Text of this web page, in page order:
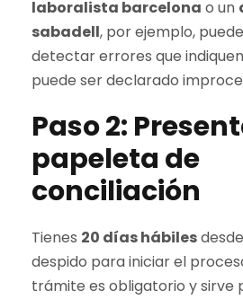
laboralista barcelona o un
sabadell, por ejemplo,
detectar errores que
puede ser declarado
Paso 2:
papeleta de
conciliación
Tienes 20 días hábiles
despido para iniciar el
trámite es obligatorio y sirve